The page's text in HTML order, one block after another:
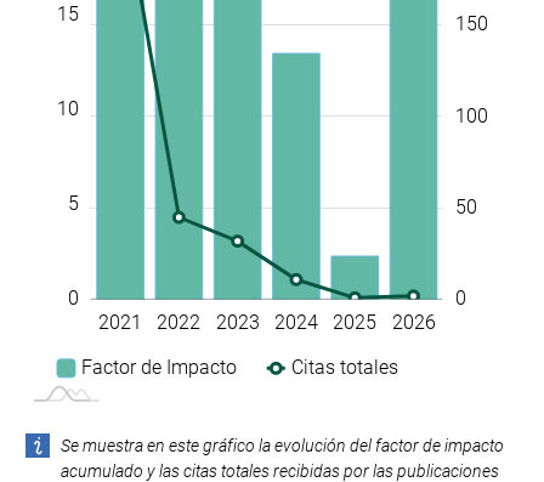
0
5
10
15
0
100
150
50
2021 2022 2023 2024 2025
2026
Factor de Impacto
Citas totales
Se muestra en este gráfico la evolución del factor de impacto
acumulado y las citas totales recibidas por las publicaciones